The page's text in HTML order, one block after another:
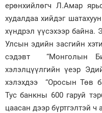
ерөнхийлөгч Л.Амар
худалдаа хийдэг
хүндрэл үүсэхээр
Улсын эдийн засгийн
сэдэвт “Монголын
хэлэлцүүлгийн үеэр
хэлэхдээ “Оросын Төв
Тус банкны 600 гаруй
цаасан дээр бүртгэлтэй